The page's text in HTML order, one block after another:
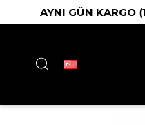
AYNI GÜN KARGO